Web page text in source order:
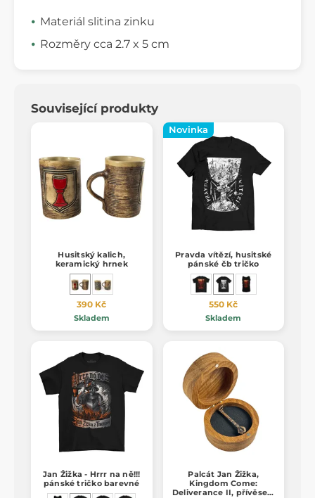
Materiál slitina zinku
Rozměry cca 2.7 x 5 cm
Související produkty
Husitský kalich,
keramický hrnek
390 Kč
Skladem
Novinka
Pravda vítězí, husitské
pánské čb tričko
550 Kč
Skladem
Jan Žižka - Hrrr na ně!!!
pánské tričko barevné
Palcát Jan Žižka,
Kingdom Come:
Deliverance II, přívěsek,